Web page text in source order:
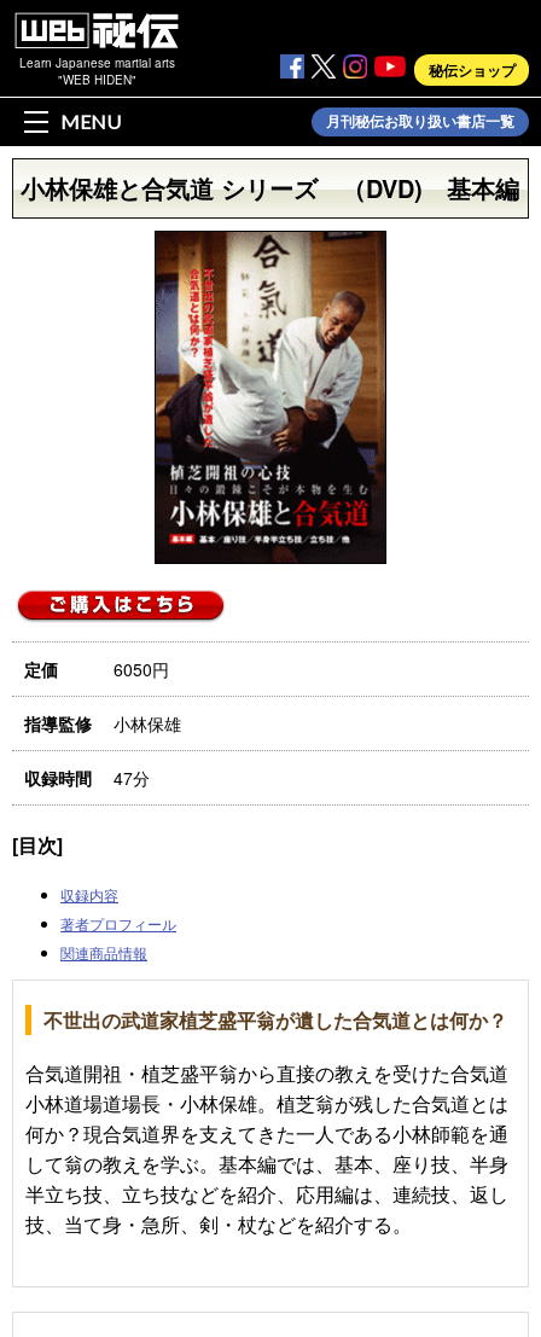
Learn Japanese martial arts
"WEB HIDEN"
秘伝ショップ
MENU 月刊秘伝お取り扱い書店一覧
小林保雄と合気道 シリーズ （DVD) 基本編
定価 6050円
指導監修 小林保雄
収録時間 47分
[目次]
収録内容
著者プロフィール
関連商品情報
不世出の武道家植芝盛平翁が遺した合気道とは何か？
合気道開祖・植芝盛平翁から直接の教えを受けた合気道
小林道場道場長・小林保雄。植芝翁が残した合気道とは
何か？現合気道界を支えてきた一人である小林師範を通
して翁の教えを学ぶ。基本編では、基本、座り技、半身
半立ち技、立ち技などを紹介、応用編は、連続技、返し
技、当て身・急所、剣・杖などを紹介する。